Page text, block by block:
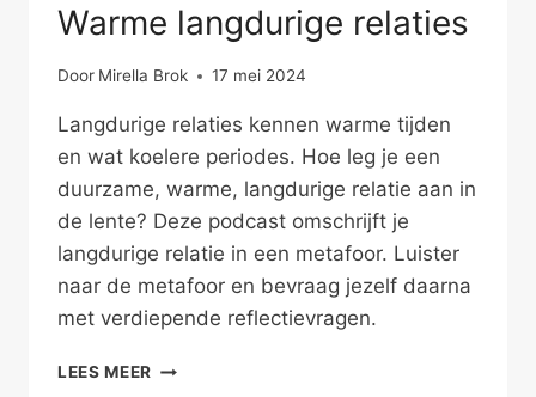
Warme langdurige relaties
Door Mirella Brok 17 mei 2024
Langdurige relaties kennen warme tijden
en wat koelere periodes. Hoe leg je een
duurzame, warme, langdurige relatie aan in
de lente? Deze podcast omschrijft je
langdurige relatie in een metafoor. Luister
naar de metafoor en bevraag jezelf daarna
met verdiepende reflectievragen.
LEES MEER WARME